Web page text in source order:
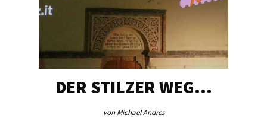
DER STILZER WEG…
von Michael Andres